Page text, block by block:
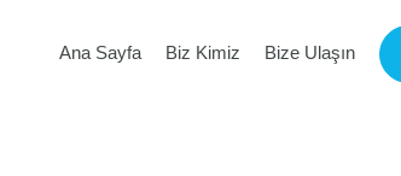
Ana Sayfa Biz Kimiz Bize Ulaşın